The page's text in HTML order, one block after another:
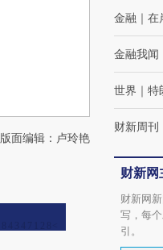
版面编辑：卢玲艳
金融 ｜ 在
金融我闻
世界 ｜ 特
财新周刊
财新网
财新网
写，每
引。